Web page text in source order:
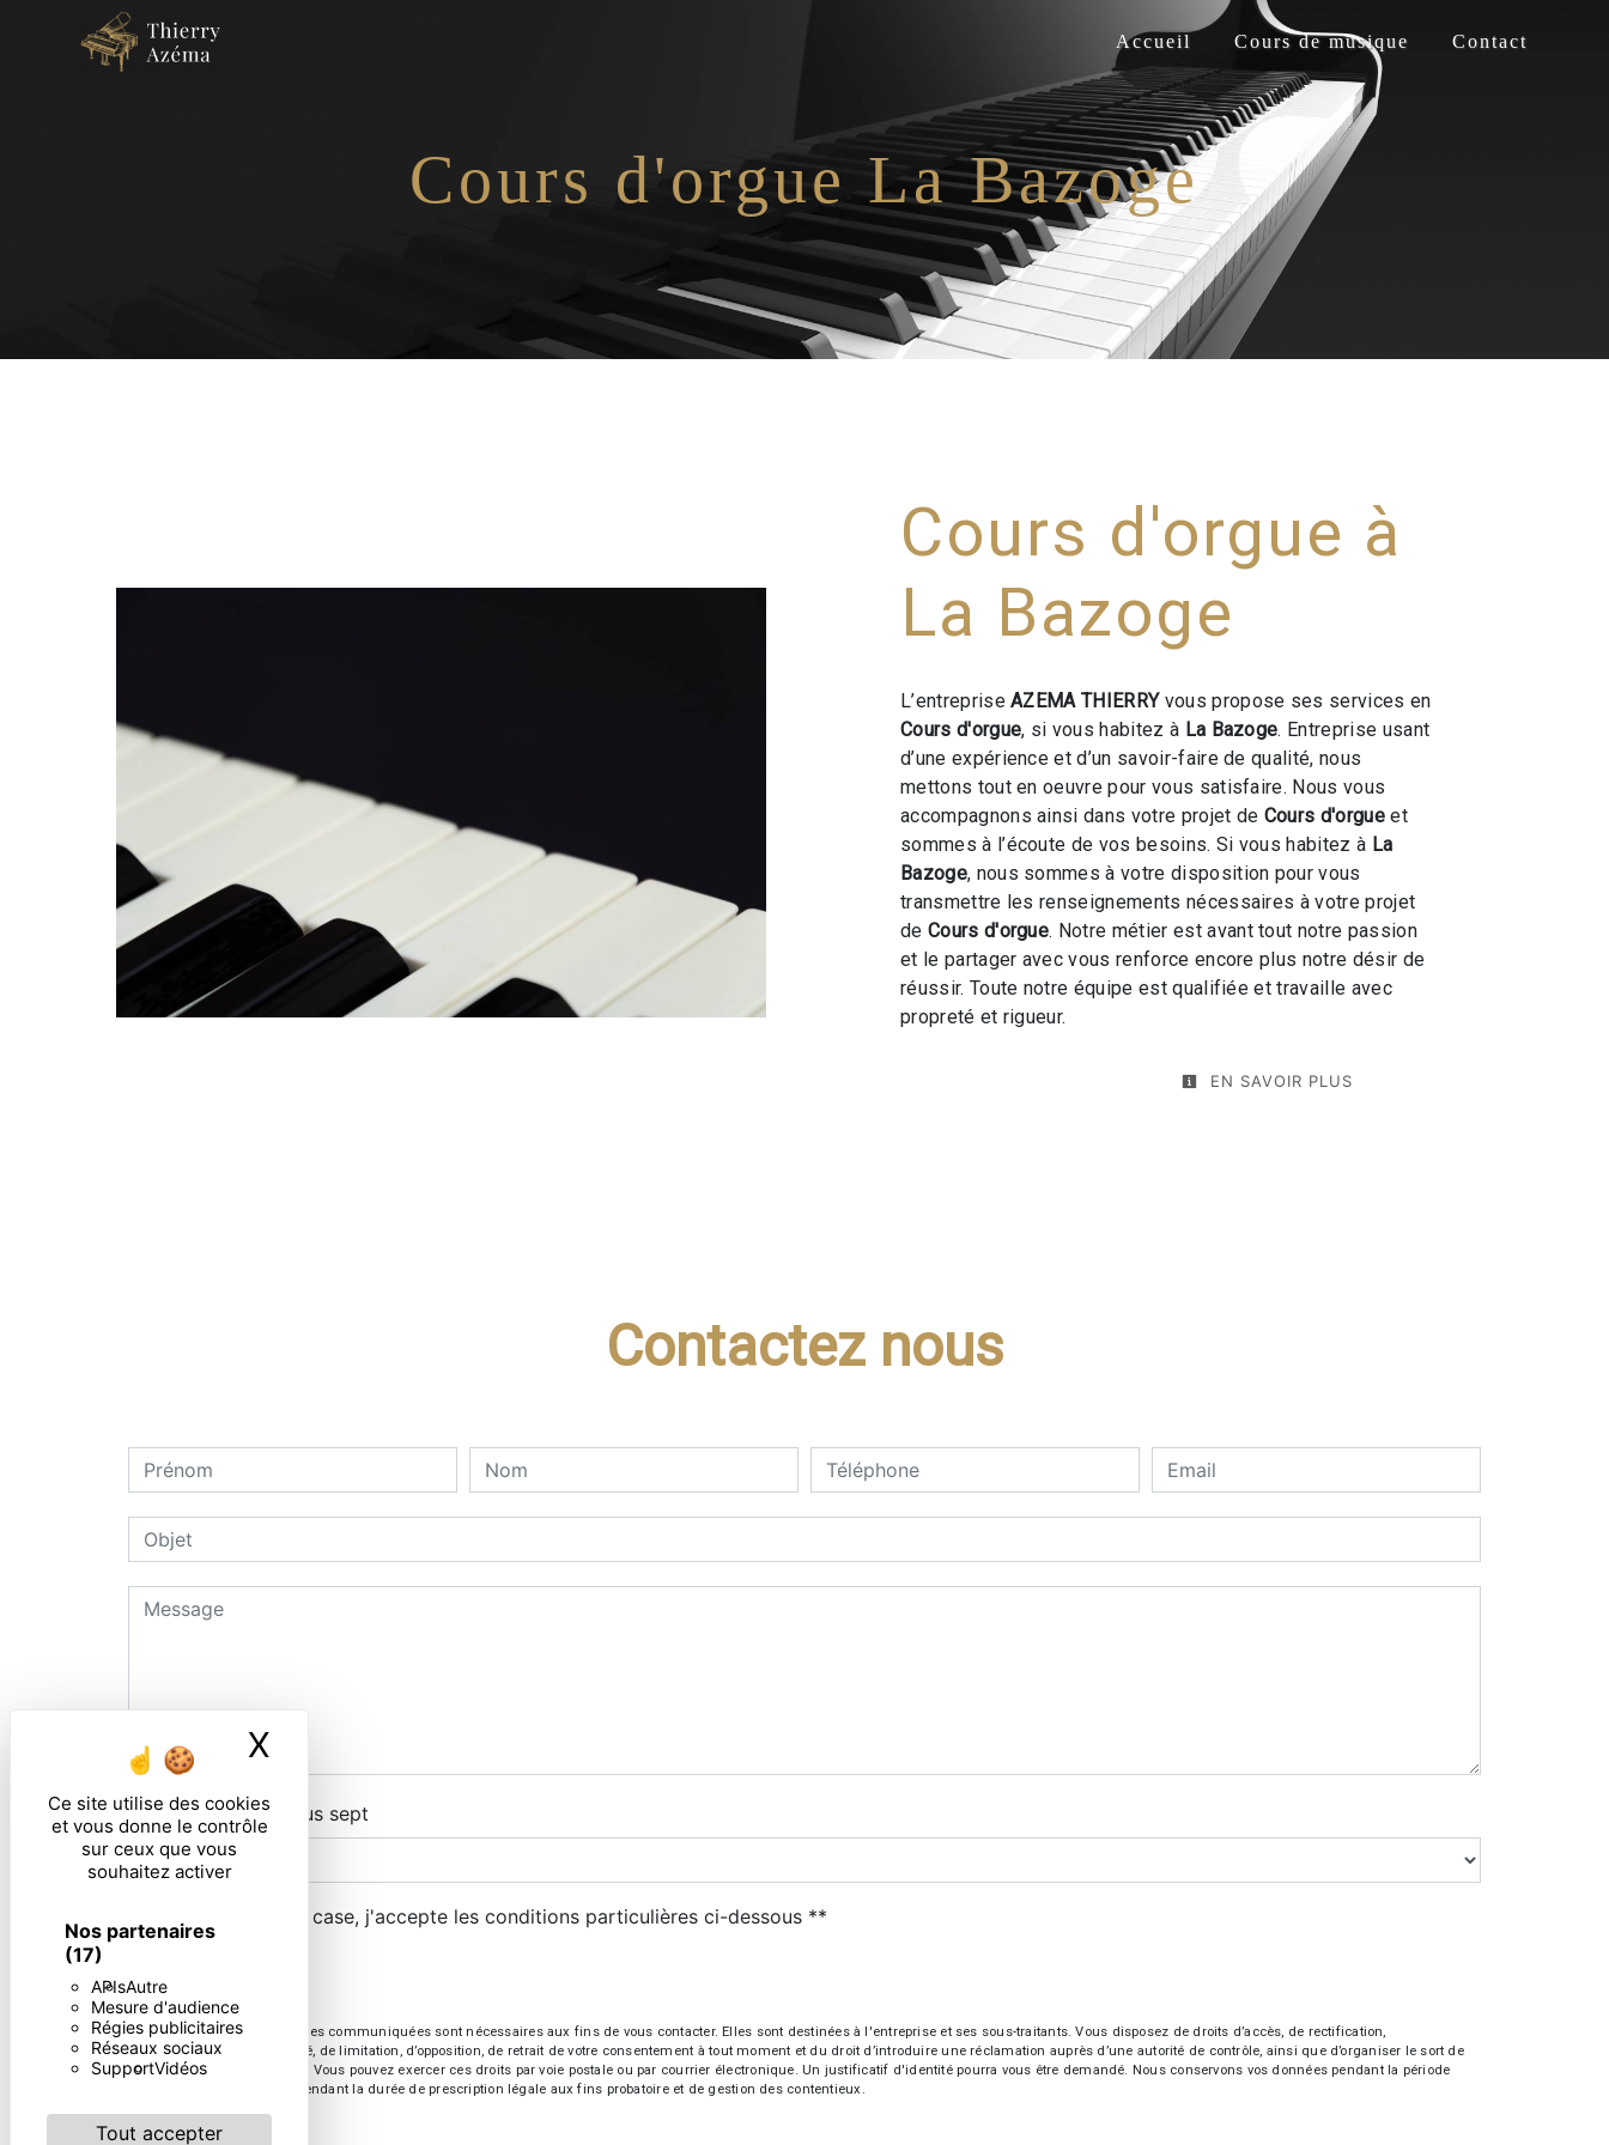
Panneau de gestion des cookies
Ce site utilise des cookies
et vous donne le contrôle
sur ceux que vous
souhaitez activer
Nos partenaires
(17)
APIsAutre
Mesure d'audience
Régies publicitaires
Réseaux sociaux
SupportVidéos
Tout accepter
X
Accueil Cours de musique Contact
Cours d'orgue La Bazoge
Cours d'orgue à
La Bazoge
L’entrepriseAZEMA THIERRYvous propose ses services en
Cours d'orgue, si vous habitez à La Bazoge. Entreprise usant
d’une expérience et d’un savoir-faire de qualité, nous
mettons tout en oeuvre pour vous satisfaire. Nous vous
accompagnons ainsi dans votre projet de Cours d'orgueet
sommes à l’écoute de vos besoins. Si vous habitez à La
Bazoge, nous sommes à votre disposition pour vous
transmettre les renseignements nécessaires à votre projet
de Cours d'orgue. Notre métier est avant tout notre passion
et le partager avec vous renforce encore plus notre désir de
réussir. Toute notre équipe est qualifiée et travaille avec
propreté et rigueur.
EN SAVOIR PLUS
Contactez nous
Combien font un plus sept
En cochant cette case, j'accepte les conditions particulières ci-dessous **
** Les données personnelles communiquées sont nécessaires aux fins de vous contacter. Elles sont destinées à l'entreprise et ses sous-traitants. Vous disposez de droits d’accès, de rectification,
d’effacement, de portabilité, de limitation, d’opposition, de retrait de votre consentement à tout moment et du droit d’introduire une réclamation auprès d’une autorité de contrôle, ainsi que d’organiser le sort de
vos données post-mortem. Vous pouvez exercer ces droits par voie postale ou par courrier électronique. Un justificatif d'identité pourra vous être demandé. Nous conservons vos données pendant la période
de prise de contact puis pendant la durée de prescription légale aux fins probatoire et de gestion des contentieux.